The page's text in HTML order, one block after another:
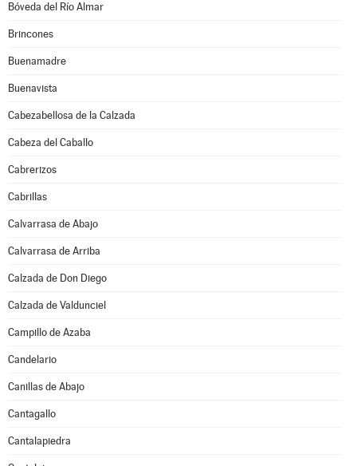
Bóveda del Río Almar
Brincones
Buenamadre
Buenavista
Cabezabellosa de la Calzada
Cabeza del Caballo
Cabrerizos
Cabrillas
Calvarrasa de Abajo
Calvarrasa de Arriba
Calzada de Don Diego
Calzada de Valdunciel
Campillo de Azaba
Candelario
Canillas de Abajo
Cantagallo
Cantalapiedra